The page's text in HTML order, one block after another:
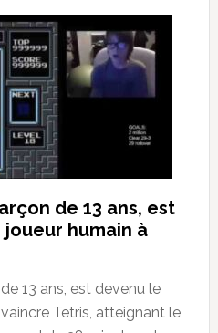
de 13 ans, est
humain à
13 ans, est devenu le
Tetris, atteignant le